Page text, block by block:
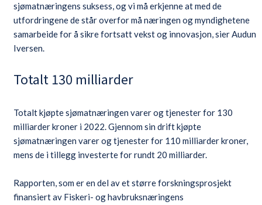
sjømatnæringens suksess, og vi må erkjenne at med de
utfordringene de står overfor må næringen og myndighetene
samarbeide for å sikre fortsatt vekst og innovasjon, sier Audun
Iversen.
Totalt 130 milliarder
Totalt kjøpte sjømatnæringen varer og tjenester for 130
milliarder kroner i 2022. Gjennom sin drift kjøpte
sjømatnæringen varer og tjenester for 110 milliarder kroner,
mens de i tillegg investerte for rundt 20 milliarder.
Rapporten, som er en del av et større forskningsprosjekt
finansiert av Fiskeri- og havbruksnæringens